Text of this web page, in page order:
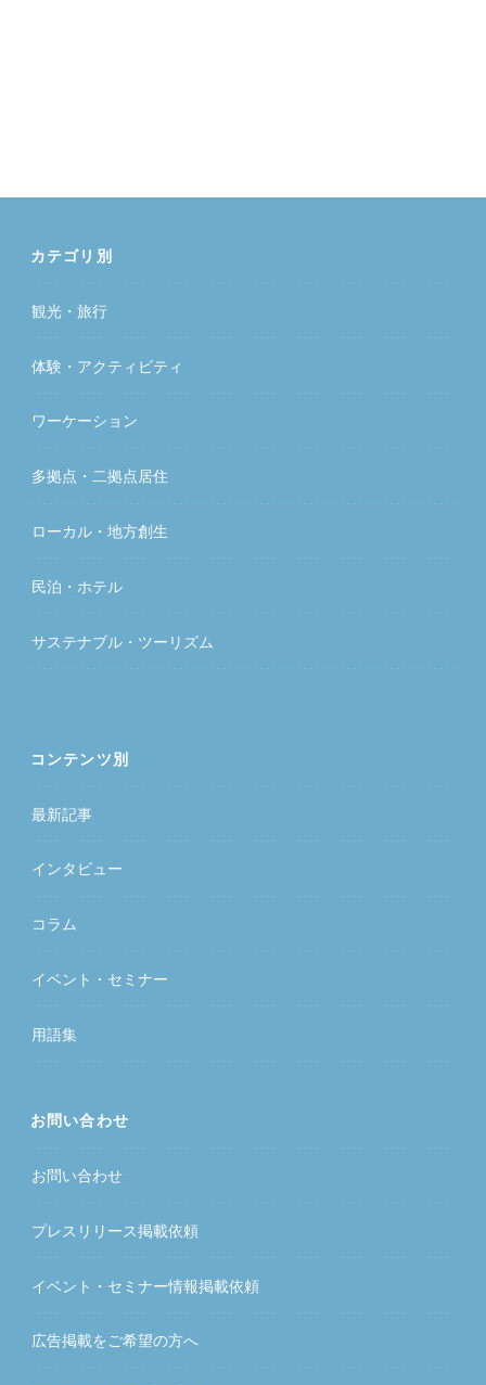
カテゴリ別
観光・旅行
体験・アクティビティ
ワーケーション
多拠点・二拠点居住
ローカル・地方創生
民泊・ホテル
サステナブル・ツーリズム
コンテンツ別
最新記事
インタビュー
コラム
イベント・セミナー
用語集
お問い合わせ
お問い合わせ
プレスリリース掲載依頼
イベント・セミナー情報掲載依頼
広告掲載をご希望の方へ